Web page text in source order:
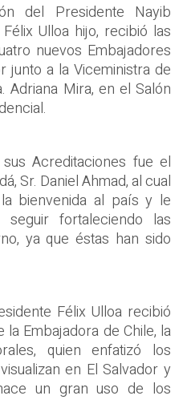
del Presidente Nayib
Ulloa hijo, recibió las
nuevos Embajadores
junto a la Viceministra de
Adriana Mira, en el Salón
Acreditaciones fue el
Sr. Daniel Ahmad, al cual
bienvenida al país y le
fortaleciendo las
ya que éstas han sido
Félix Ulloa recibió
Embajadora de Chile, la
quien enfatizó los
en El Salvador y
un gran uso de los